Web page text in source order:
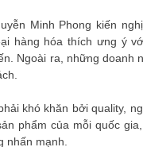
Minh Phong kiến
hàng hóa thích ưng ý
Ngoài ra, những
khó khăn bởi quality,
phẩm của mỗi quốc
nhấn mạnh.